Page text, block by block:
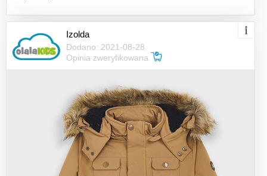
Izolda
Dodano: 2021-08-28
Opinia zweryfikowana